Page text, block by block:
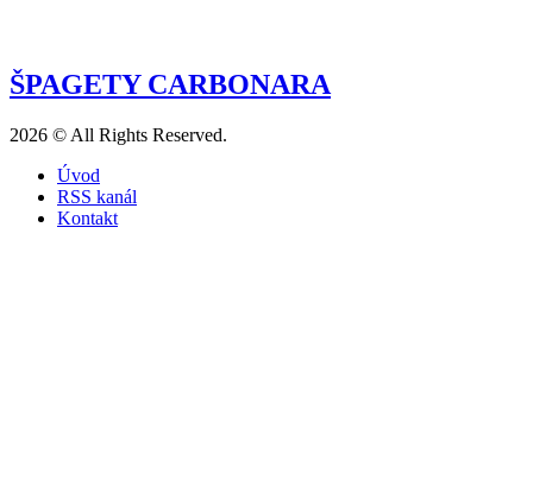
ŠPAGETY CARBONARA
2026 © All Rights Reserved.
Úvod
RSS kanál
Kontakt